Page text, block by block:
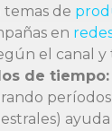
temas de
en
el canal y
de tiempo:
períodos